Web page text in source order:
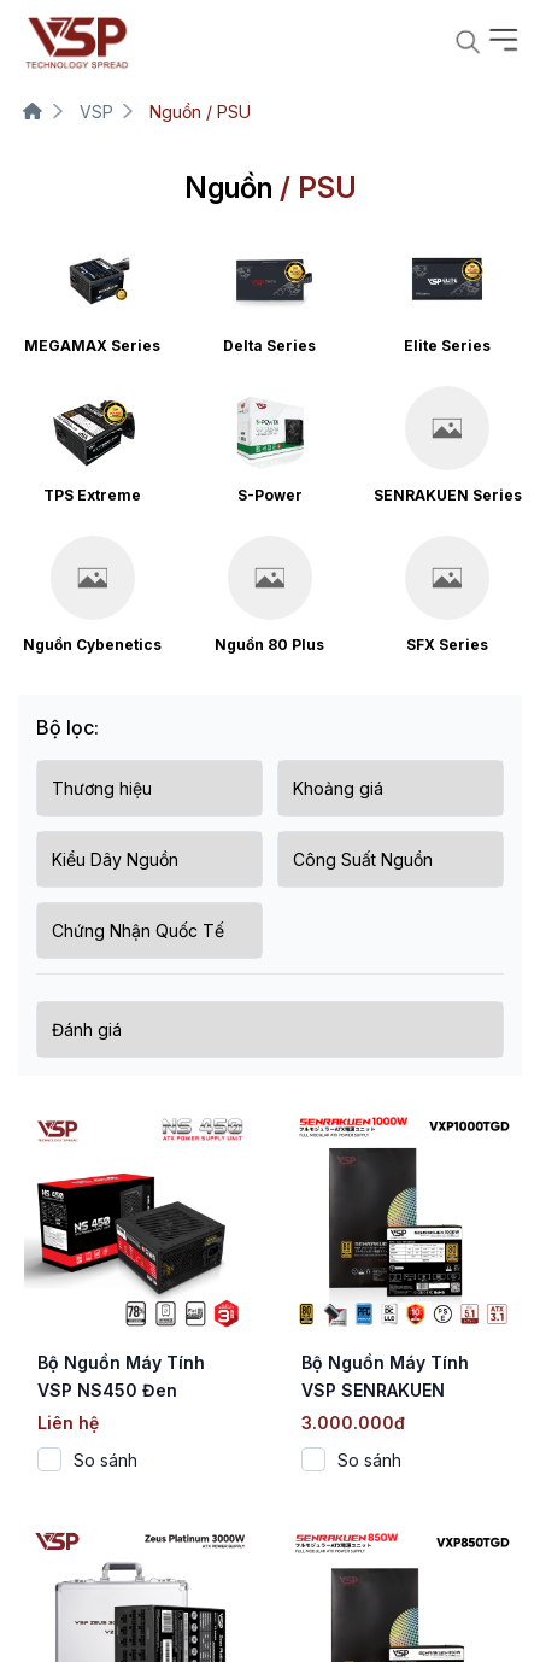
VSP Nguồn / PSU
Nguồn / PSU
MEGAMAX Series Delta Series Elite Series
TPS Extreme S-Power SENRAKUEN Series
Nguồn Cybenetics Nguồn 80 Plus SFX Series
Bộ lọc:
Bộ Nguồn Máy Tính
VSP NS450 Đen
(450W / 78%
Efficiency / Flat Cable)
Liên hệ
So sánh
Bộ Nguồn Máy Tính
VSP SENRAKUEN
VXP1000TGD (1000W /
80 Plus Gold / Full
Modular / ATX 3.1 / PCIe
3.000.000đ
So sánh